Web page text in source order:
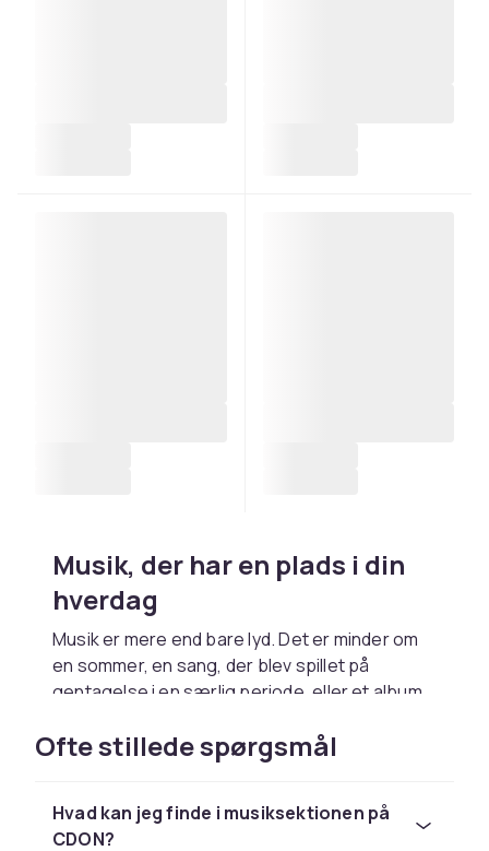
Musik, der har en plads i din
hverdag
Musik er mere end bare lyd. Det er minder om
en sommer, en sang, der blev spillet på
gentagelse i en særlig periode, eller et album,
lytter til vinyl derhjemme i stuen, spiller en CD i
bilen eller ser en koncert på Blu-ray en aften
musikken mere nærværende.
Ofte stillede spørgsmål
Hvad kan jeg finde i musiksektionen på
CDON?